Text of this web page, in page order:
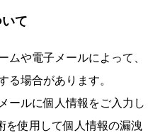
て
ムや電子メールによって、
る場合があります。
ールに個人情報をご入力し
を使用して個人情報の漏洩